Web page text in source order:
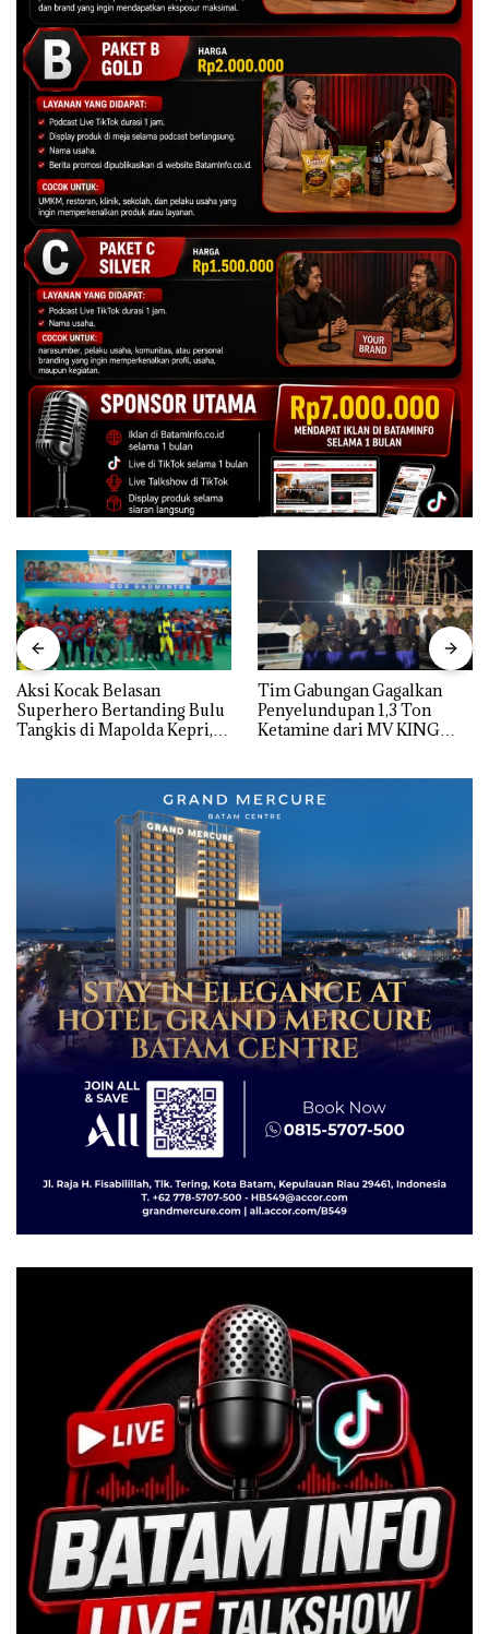
Aksi Kocak Belasan
Superhero Bertanding Bulu
Tangkis di Mapolda Kepri,
Tim Gabungan Gagalkan
Penyelundupan 1,3 Ton
Ketamine dari MV KING